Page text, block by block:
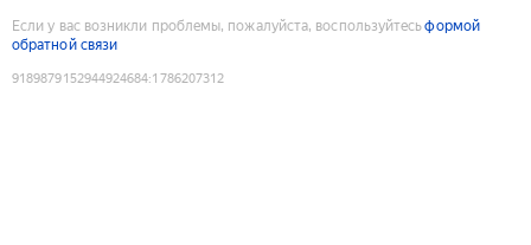
Если у вас возникли проблемы, пожалуйста, воспользуйтесьформой
обратной связи
9189879152944924684:1786207312